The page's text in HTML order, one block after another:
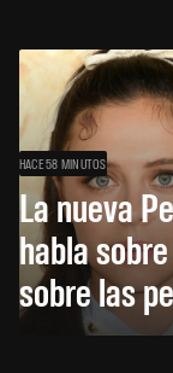
HACE 58 MINUTOS
La nueva
habla
sobre las